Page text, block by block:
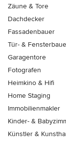
Zäune & Tore
Dachdecker
Fassadenbauer
Tür- &
Garagentore
Fotografen
Heimkino & Hifi
Home Staging
Immobilienmakler
Kinder- &
Künstler &